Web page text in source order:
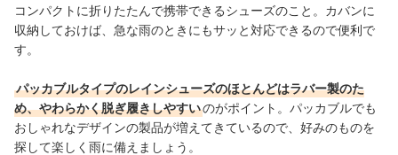
コンパクトに折りたたんで携帯できるシューズのこと。カバンに
収納しておけば、急な雨のときにもサッと対応できるので便利で
す。
パッカブルタイプのレインシューズのほとんどはラバー製のた
め、やわらかく脱ぎ履きしやすいのがポイント。パッカブルでも
おしゃれなデザインの製品が増えてきているので、好みのものを
探して楽しく雨に備えましょう。